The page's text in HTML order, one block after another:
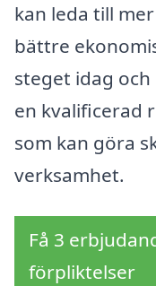
kan leda till
bättre
steget idag
en kvalificerad
som kan göra
verksamhet.
Få 3
förpliktelser